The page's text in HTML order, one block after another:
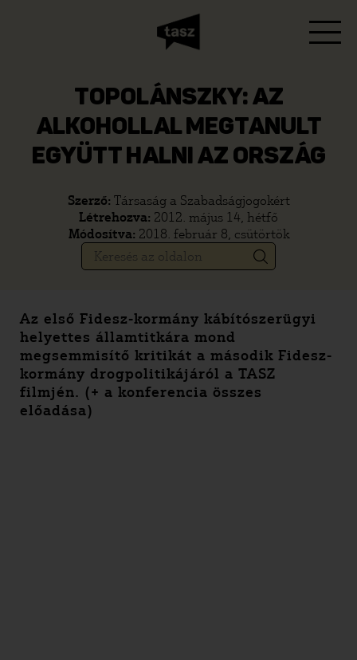
TOPOLÁNSZKY: AZ
ALKOHOLLAL MEGTANULT
EGYÜTT HALNI AZ ORSZÁG
Szerző: Társaság a Szabadságjogokért
Létrehozva: 2012. május 14, hétfő
Módosítva: 2018. február 8, csütörtök
Az első Fidesz-kormány kábítószerügyi
helyettes államtitkára mond
megsemmisítő kritikát a második Fidesz-
kormány drogpolitikájáról a TASZ
filmjén. (+ a konferencia összes
előadása)